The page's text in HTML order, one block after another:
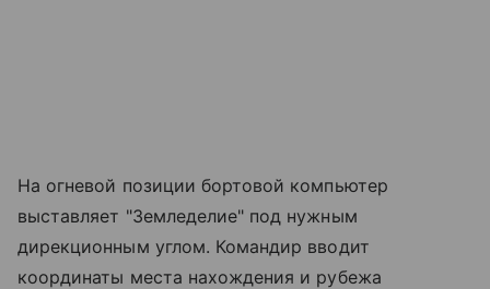
На огневой позиции бортовой компьютер
выставляет "Земледелие" под нужным
дирекционным углом. Командир вводит
координаты места нахождения и рубежа